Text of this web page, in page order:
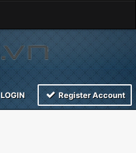
LOGIN Register Account